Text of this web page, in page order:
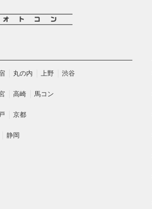
丸の内 上野 渋谷
高崎 馬コン
京都
静岡